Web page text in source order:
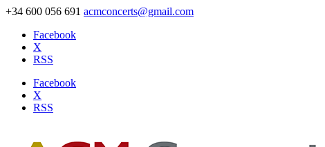
+34 600 056 691 acmconcerts@gmail.com
Facebook
X
RSS
Facebook
X
RSS